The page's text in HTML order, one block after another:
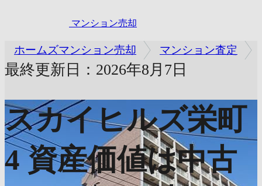
マンション売却
ホームズマンション売却 マンション査定
最終更新日：2026年8月7日
スカイヒルズ栄町
4 資産価値は中古